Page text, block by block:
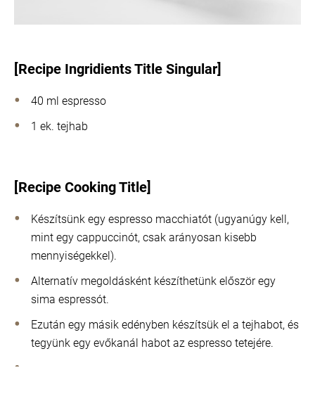
[Recipe Ingridients Title Singular]
40 ml espresso
1 ek. tejhab
[Recipe Cooking Title]
Készítsünk egy espresso macchiatót (ugyanúgy kell,
mint egy cappuccinót, csak arányosan kisebb
mennyiségekkel).
Alternatív megoldásként készíthetünk először egy
sima espressót.
Ezután egy másik edényben készítsük el a tejhabot, és
tegyünk egy evőkanál habot az espresso tetejére.